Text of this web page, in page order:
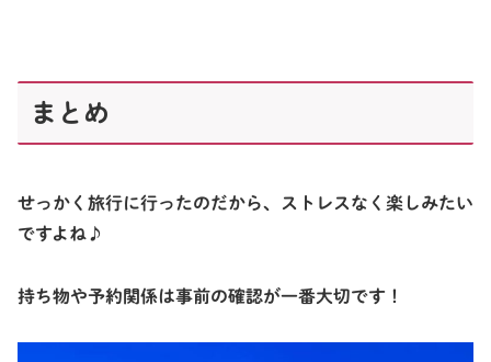
まとめ
せっかく旅行に行ったのだから、ストレスなく楽しみたい
ですよね♪
持ち物や予約関係は事前の確認が一番大切です！